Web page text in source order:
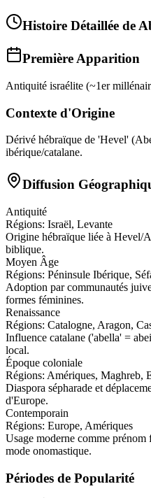
Histoire Détaillée de
Première Apparition
Antiquité israélite (~1er
Contexte d'Origine
Dérivé hébraïque de 'Hevel'
ibérique/catalane.
Diffusion
Antiquité
Régions: Israël, Levante
Origine hébraïque liée à Hevel/
biblique.
Moyen Âge
Régions: Péninsule Ibérique,
Adoption par communautés
formes féminines.
Renaissance
Régions: Catalogne, Aragon,
Influence catalane ('abella' =
local.
Époque coloniale
Régions: Amériques, Maghreb,
Diaspora sépharade et
d'Europe.
Contemporain
Régions: Europe, Amériques
Usage moderne comme
mode onomastique.
Périodes de Popularité